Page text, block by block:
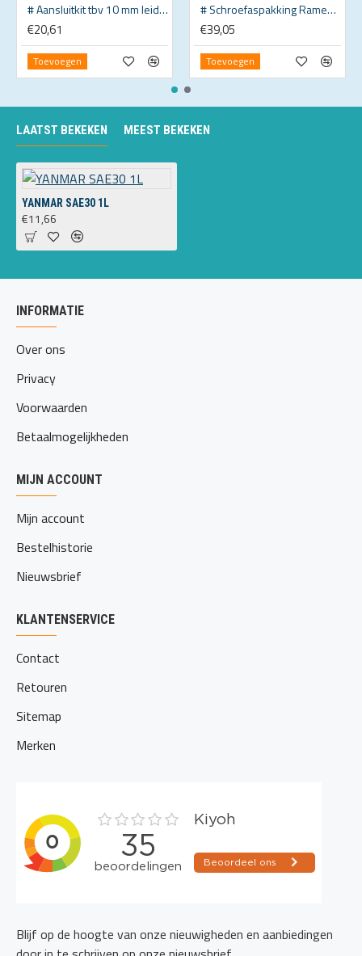
# Aansluitkit tbv 10 mm leiding
€20,61
Toevoegen
# Schroefaspakking Rameh 11 - L=1000mm
€39,05
Toevoegen
LAATST BEKEKEN MEEST BEKEKEN
YANMAR SAE30 1L
€11,66
INFORMATIE
Over ons
Privacy
Voorwaarden
Betaalmogelijkheden
MIJN ACCOUNT
Mijn account
Bestelhistorie
Nieuwsbrief
KLANTENSERVICE
Contact
Retouren
Sitemap
Merken
Blijf op de hoogte van onze nieuwigheden en aanbiedingen